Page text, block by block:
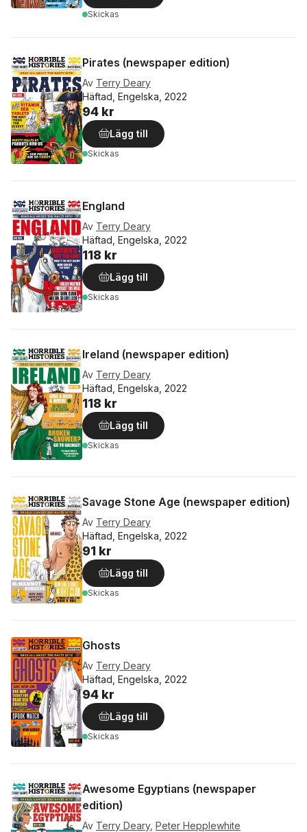
Skickas
Pirates (newspaper edition)
Av Terry Deary
Häftad, Engelska, 2022
94 kr
Lägg till
Skickas
England
Av Terry Deary
Häftad, Engelska, 2022
118 kr
Lägg till
Skickas
Ireland (newspaper edition)
Av Terry Deary
Häftad, Engelska, 2022
118 kr
Lägg till
Skickas
Savage Stone Age (newspaper edition)
Av Terry Deary
Häftad, Engelska, 2022
91 kr
Lägg till
Skickas
Ghosts
Av Terry Deary
Häftad, Engelska, 2022
94 kr
Lägg till
Skickas
Awesome Egyptians (newspaper
edition)
Av Terry Deary, Peter Hepplewhite